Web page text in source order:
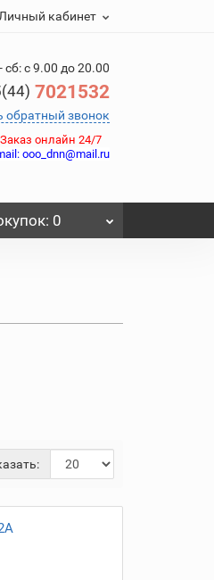
Личный кабинет
сб: с 9.00 до 20.00
7021532
обратный звонок
Заказ онлайн 24/7
ooo_dnn@mail.ru
: 0